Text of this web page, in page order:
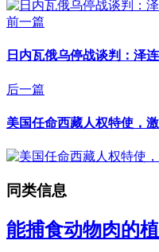
前一篇
日内瓦俄乌停战谈判：泽
后一篇
美国任命西藏人权特使，
同类信息
能捕食动物肉的